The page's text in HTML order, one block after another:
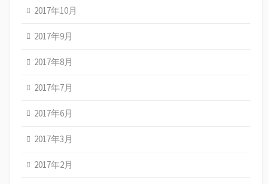
2017年10月
2017年9月
2017年8月
2017年7月
2017年6月
2017年3月
2017年2月